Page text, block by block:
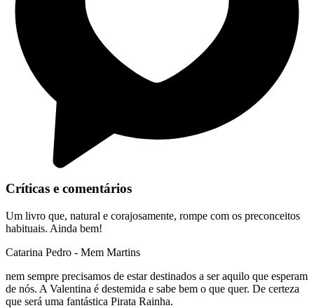
Críticas e comentários
Um livro que, natural e corajosamente, rompe com os preconceitos
habituais. Ainda bem!
Catarina Pedro - Mem Martins
nem sempre precisamos de estar destinados a ser aquilo que esperam
de nós. A Valentina é destemida e sabe bem o que quer. De certeza
que será uma fantástica Pirata Rainha.